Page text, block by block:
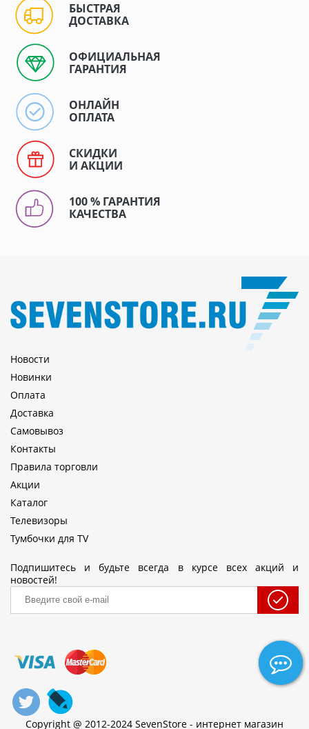
БЫСТРАЯ
ДОСТАВКА
ОФИЦИАЛЬНАЯ
ГАРАНТИЯ
ОНЛАЙН
ОПЛАТА
СКИДКИ
И АКЦИИ
100 % ГАРАНТИЯ
КАЧЕСТВА
Новости
Новинки
Оплата
Доставка
Самовывоз
Контакты
Правила торговли
Акции
Каталог
Телевизоры
Тумбочки для TV
Подпишитесь и будьте всегда в курсе всех акций и
новостей!
Copyright @ 2012-2024 SevenStore - интернет магазин